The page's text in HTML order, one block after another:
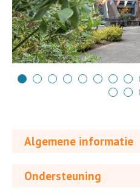
Algemene informatie
Ondersteuning